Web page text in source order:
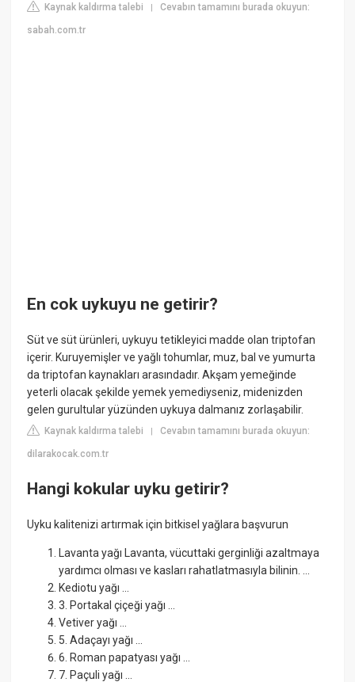
Kaynak kaldırma talebi |Cevabın tamamını burada okuyun:
sabah.com.tr
En cok uykuyu ne getirir?
Süt ve süt ürünleri, uykuyu tetikleyici madde olan triptofan
içerir. Kuruyemişler ve yağlı tohumlar, muz, bal ve yumurta
da triptofan kaynakları arasındadır. Akşam yemeğinde
yeterli olacak şekilde yemek yemediyseniz, midenizden
gelen gurultular yüzünden uykuya dalmanız zorlaşabilir.
Kaynak kaldırma talebi |Cevabın tamamını burada okuyun:
dilarakocak.com.tr
Hangi kokular uyku getirir?
Uyku kalitenizi artırmak için bitkisel yağlara başvurun
Lavanta yağı Lavanta, vücuttaki gerginliği azaltmaya
yardımcı olması ve kasları rahatlatmasıyla bilinin. ...
Kediotu yağı ...
3. Portakal çiçeği yağı ...
Vetiver yağı ...
5. Adaçayı yağı ...
6. Roman papatyası yağı ...
7. Paçuli yağı ...